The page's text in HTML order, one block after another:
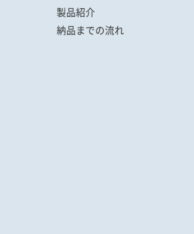
製品紹介
納品までの流れ